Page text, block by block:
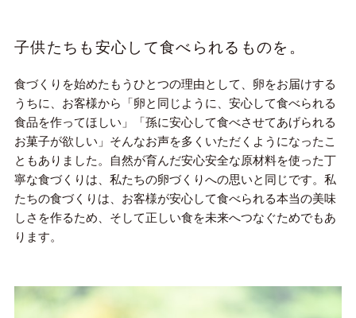
子供たちも安心して食べられるものを。
食づくりを始めたもうひとつの理由として、卵をお届けする
うちに、お客様から「卵と同じように、安心して食べられる
食品を作ってほしい」「孫に安心して食べさせてあげられる
お菓子が欲しい」そんなお声を多くいただくようになったこ
ともありました。自然が育んだ安心安全な原材料を使った丁
寧な食づくりは、私たちの卵づくりへの思いと同じです。私
たちの食づくりは、お客様が安心して食べられる本当の美味
しさを作るため、そして正しい食を未来へつなぐためでもあ
ります。